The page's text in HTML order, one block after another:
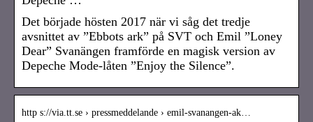
Det började hösten 2017 när vi såg det tredje
avsnittet av ”Ebbots ark” på SVT och Emil ”Loney
Dear” Svanängen framförde en magisk version av
Depeche Mode-låten ”Enjoy the Silence”.
http s://via.tt.se › pressmeddelande › emil-svanangen-ak…